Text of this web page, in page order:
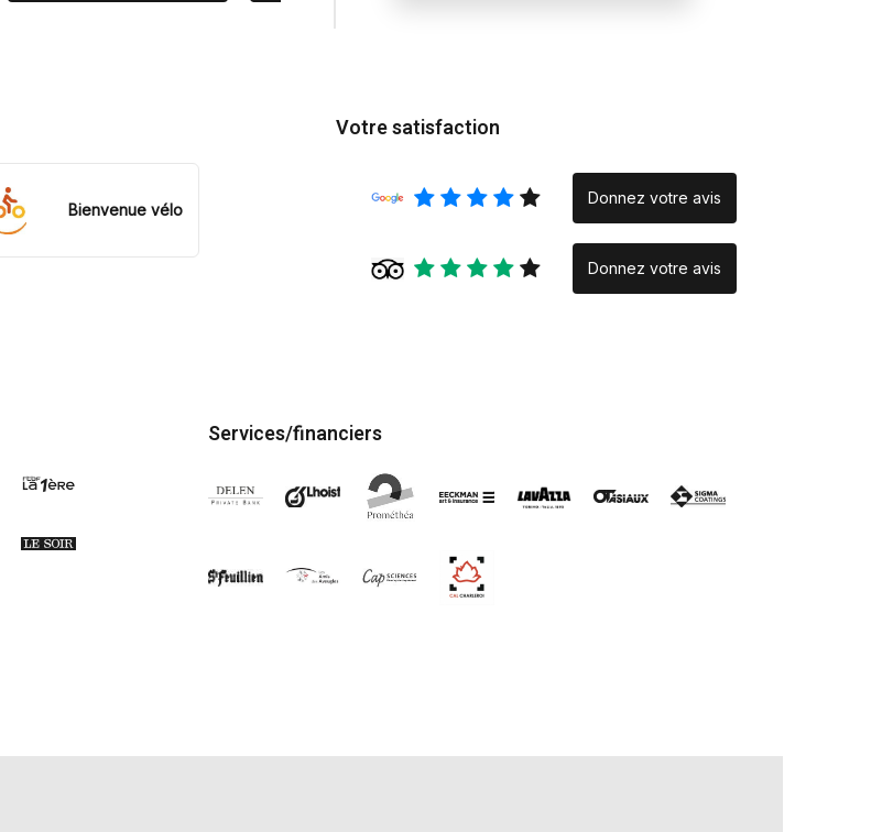
Bienvenue vélo
Votre satisfaction
Donnez votre avis
Donnez votre avis
Services/financiers